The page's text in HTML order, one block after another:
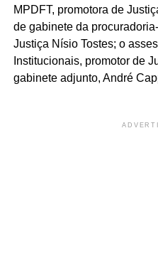
MPDFT, promotora de
de gabinete da
Justiça Nísio Tostes; o
Institucionais, promotor de
gabinete adjunto, André